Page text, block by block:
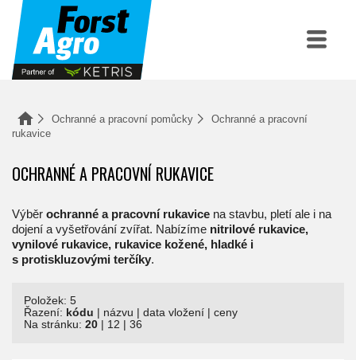
Ochranné a pracovní pomůcky
Ochranné a pracovní
rukavice
OCHRANNÉ A PRACOVNÍ RUKAVICE
Výběr ochranné a pracovní rukavice na stavbu, pletí ale i na
dojení a vyšetřování zvířat. Nabízíme nitrilové rukavice,
vynilové rukavice, rukavice kožené, hladké i
s protiskluzovými terčíky.
Položek: 5
Řazení: kódu | názvu | data vložení | ceny
Na stránku: 20 | 12 | 36